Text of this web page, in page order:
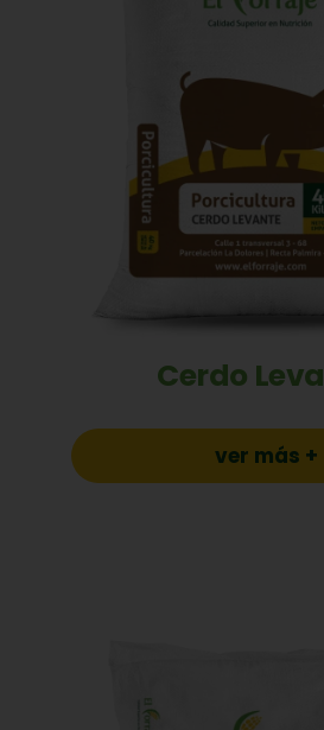
Cerdo
ver más +